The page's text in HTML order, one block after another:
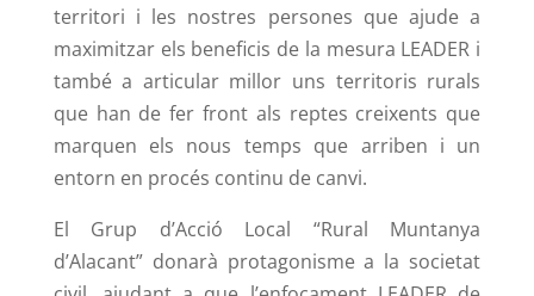
territori i les nostres persones que ajude a
maximitzar els beneficis de la mesura LEADER i
també a articular millor uns territoris rurals
que han de fer front als reptes creixents que
marquen els nous temps que arriben i un
entorn en procés continu de canvi.
El Grup d’Acció Local “Rural Muntanya
d’Alacant” donarà protagonisme a la societat